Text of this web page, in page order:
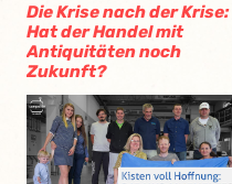
Die Krise nach der Krise:
Hat der Handel mit
Antiquitäten noch
Zukunft?